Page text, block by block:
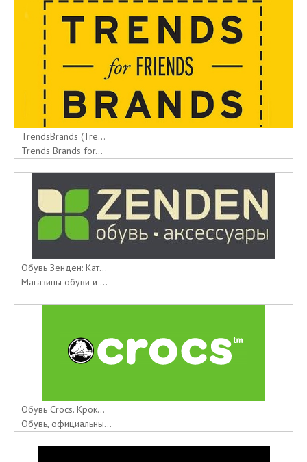
TrendsBrands (Tre...
Trends Brands for...
Обувь Зенден: Кат...
Магазины обуви и ...
Обувь Crocs. Крок...
Обувь, официальны...